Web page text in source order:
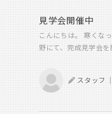
お待ち
－－－－－ *∻ 今日
温度が高めに設定さ
が好きという方もい
で顔が温まる→ほっ
です（笑） （同じ感
思った今日この頃で
て マスク生活に抵抗
もの日常に戻れます
見学会開催中
こんにちは。 寒くな
野にて、完成見学会
で、今後のご計画の
開催で一度に2棟の
12月に入ってから
す。 大分市グレイ
クトな平屋 と L型の
スタッフ